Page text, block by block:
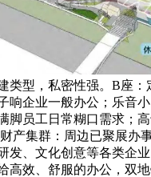
类型，私密性强。B座：
响企业一般办公；乐音
脚员工日常糊口需求；
产集群：周边已聚展办
发、文化创意等各类企
高效、舒服的办公，双